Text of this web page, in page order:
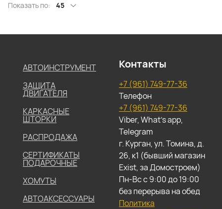
Показать по: 45
АВТОИНСТРУМЕНТ
ЗАЩИТА
ДВИГАТЕЛЯ
КАРКАСНЫЕ
ШТОРКИ
РАСПРОДАЖА
СЕРТИФИКАТЫ
ПОДАРОЧНЫЕ
ХОМУТЫ
АВТОАКСЕССУАРЫ
Контакты
+7 (961) 749-77-36
Телефон
+7 (961) 749-77-36
Viber, What's app,
Telegram
г. Курган, ул. Томина, д.
26, к1 (бывший магазин
Exist, за Домостроем)
Пн-Вс с 9:00 до 19:00
без перерыва на обед
Политика